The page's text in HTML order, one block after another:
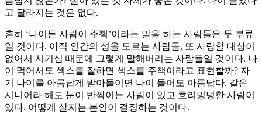
고 달라지는 것은 없다.
흔히 ‘나이든 사람이 주책’이라는 말을 하는 사람들은 두 부류
일 것이다. 아직 인간의 성을 모르는 사람들, 또 사랑할 대상이
없어서 시기심 때문에 그렇게 말해버리는 사람들일 것이다. 나
이 먹어서도 섹스를 잘하면 섹스를 주책이라고 표현할까? 자
기 나이를 아름답게 받아들이면 나이 들어도 아름답다. 같은
시니어라 해도 눈이 반짝이는 사람이 있고 흐리멍덩한 사람이
있다. 어떻게 살지는 본인이 결정하는 것이다.